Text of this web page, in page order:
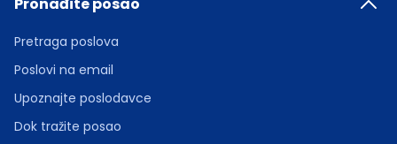
Pretraga poslova
Poslovi na email
Upoznajte poslodavce
Dok tražite posao